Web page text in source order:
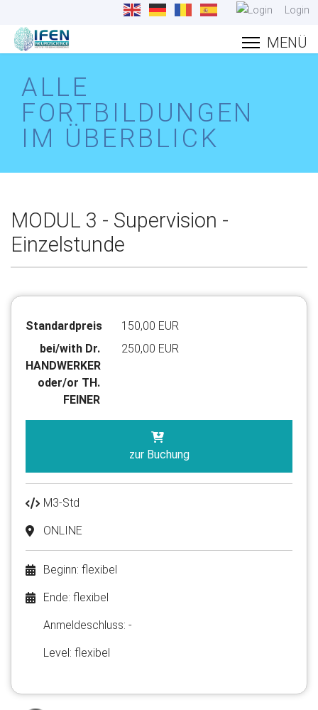
Login
ALLE
FORTBILDUNGEN
IM ÜBERBLICK
MODUL 3 - Supervision -
Einzelstunde
Standardpreis
150,00 EUR
bei/with Dr.
HANDWERKER
oder/or TH.
FEINER
250,00 EUR
zur Buchung
M3-Std
ONLINE
Beginn: flexibel
Ende: flexibel
Anmelde​schluss: -
Level: flexibel